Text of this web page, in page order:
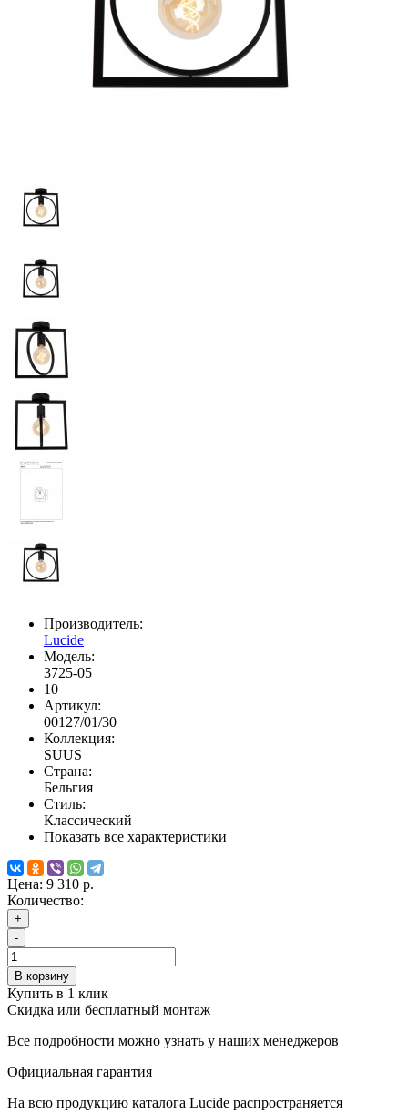
Производитель:
Lucide
Модель:
3725-05
10
Артикул:
00127/01/30
Коллекция:
SUUS
Страна:
Бельгия
Стиль:
Классический
Показать все характеристики
Цена: 9 310 р.
Количество:
+
-
В корзину
Купить в 1 клик
Скидка или бесплатный монтаж
Все подробности можно узнать у наших менеджеров
Официальная гарантия
На всю продукцию каталога Lucide распространяется